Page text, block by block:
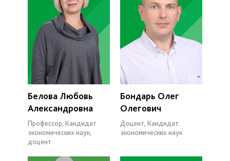
Белова Любовь
Александровна
Профессор, Кандидат
экономических наук,
доцент
Бондарь Олег
Олегович
Доцент, Кандидат
экономических наук